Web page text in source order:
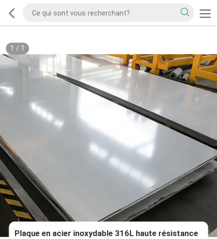
1 / 1
Plaque en acier inoxydable 316L haute résistance